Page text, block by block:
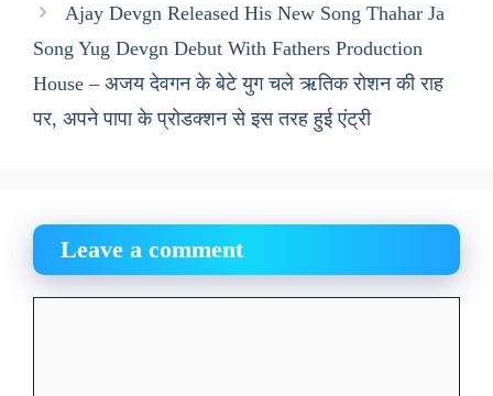
Ajay Devgn Released His New Song Thahar Ja
Song Yug Devgn Debut With Fathers Production
House – अजय देवगन के बेटे युग चले ऋतिक रोशन की राह
पर, अपने पापा के प्रोडक्शन से इस तरह हुई एंट्री
Leave a comment